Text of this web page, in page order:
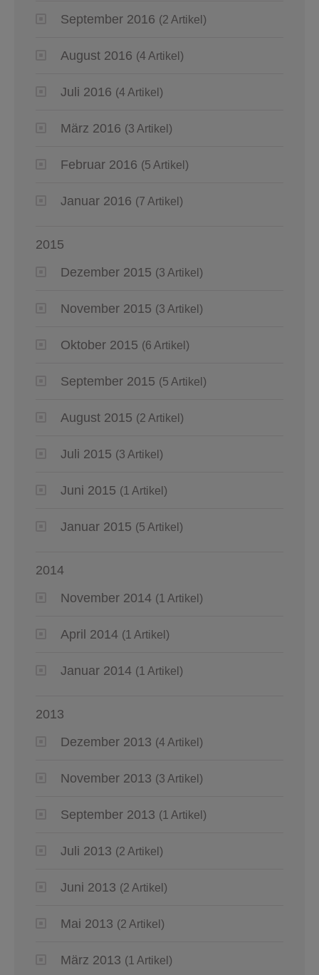
September 2016 (2 Artikel)
August 2016 (4 Artikel)
Juli 2016 (4 Artikel)
März 2016 (3 Artikel)
Februar 2016 (5 Artikel)
Januar 2016 (7 Artikel)
2015
Dezember 2015 (3 Artikel)
November 2015 (3 Artikel)
Oktober 2015 (6 Artikel)
September 2015 (5 Artikel)
August 2015 (2 Artikel)
Juli 2015 (3 Artikel)
Juni 2015 (1 Artikel)
Januar 2015 (5 Artikel)
2014
November 2014 (1 Artikel)
April 2014 (1 Artikel)
Januar 2014 (1 Artikel)
2013
Dezember 2013 (4 Artikel)
November 2013 (3 Artikel)
September 2013 (1 Artikel)
Juli 2013 (2 Artikel)
Juni 2013 (2 Artikel)
Mai 2013 (2 Artikel)
März 2013 (1 Artikel)